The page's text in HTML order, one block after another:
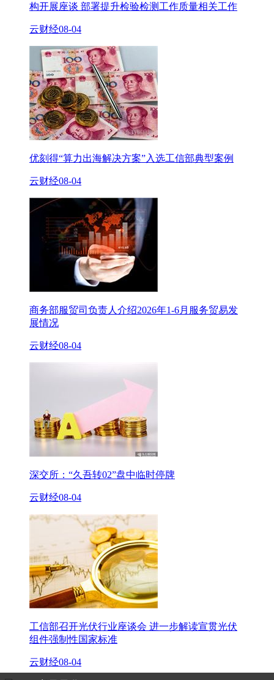
构开展座谈 部署提升检验检测工作质量相关工作
云财经08-04
优刻得“算力出海解决方案”入选工信部典型案例
云财经08-04
商务部服贸司负责人介绍2026年1-6月服务贸易发
展情况
云财经08-04
深交所：“久吾转02”盘中临时停牌
云财经08-04
工信部召开光伏行业座谈会 进一步解读宣贯光伏
组件强制性国家标准
云财经08-04